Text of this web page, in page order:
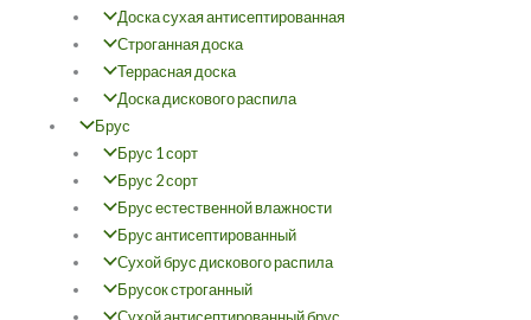
Доска сухая антисептированная
Строганная доска
Террасная доска
Доска дискового распила
Брус
Брус 1 сорт
Брус 2 сорт
Брус естественной влажности
Брус антисептированный
Сухой брус дискового распила
Брусок строганный